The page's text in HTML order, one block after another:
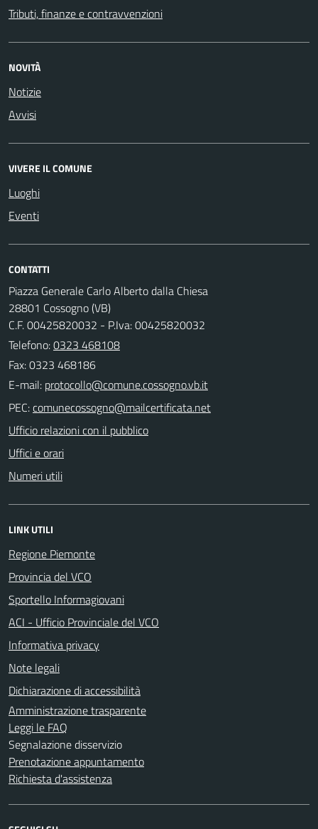
Tributi, finanze e contravvenzioni
NOVITÀ
Notizie
Avvisi
VIVERE IL COMUNE
Luoghi
Eventi
CONTATTI
Piazza Generale Carlo Alberto dalla Chiesa
28801 Cossogno (VB)
C.F. 00425820032 - P.Iva: 00425820032
Telefono:0323 468108
Fax: 0323 468186
E-mail:
PEC:
Ufficio relazioni con il pubblico
Uffici e orari
Numeri utili
LINK UTILI
Regione Piemonte
Provincia del VCO
Sportello Informagiovani
ACI - Ufficio Provinciale del VCO
Informativa privacy
Note legali
Dichiarazione di accessibilità
Amministrazione trasparente
Leggi le FAQ
Segnalazione disservizio
Prenotazione appuntamento
Richiesta d'assistenza